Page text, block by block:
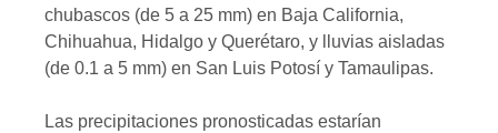
chubascos (de 5 a 25 mm) en Baja California,
Chihuahua, Hidalgo y Querétaro, y lluvias aisladas
(de 0.1 a 5 mm) en San Luis Potosí y Tamaulipas.
Las precipitaciones pronosticadas estarían